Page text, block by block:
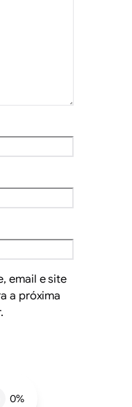
email e site
a próxima
0%